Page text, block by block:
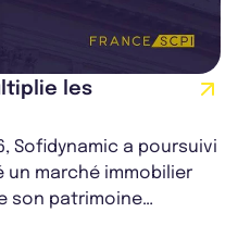
les
Sofidynamic a poursuivi
un marché immobilier
son patrimoine
constan...